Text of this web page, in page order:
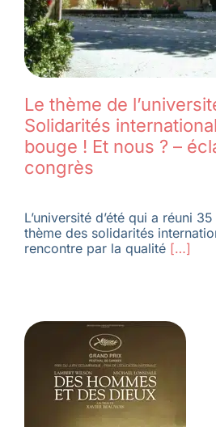
Le thème de
Solidarités
bouge ! Et nous ? –
congrès
L’université d’été qui a réuni
thème des solidarités
rencontre par la qualité[…]